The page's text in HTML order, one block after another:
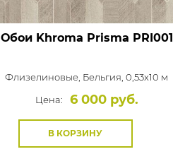
Обои Khroma Prisma PRI001
Флизелиновые, Бельгия, 0,53x10 м
Цена:
6 000 руб.
В КОРЗИНУ